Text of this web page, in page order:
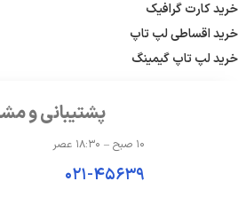
خرید کارت گرافیک
خرید اقساطی لپ تاپ
خرید لپ تاپ گیمینگ
پشتیبانی و
۱۰ صبح – ۱۸:۳۰ عصر
۰۲۱-۴۵۶۳۹